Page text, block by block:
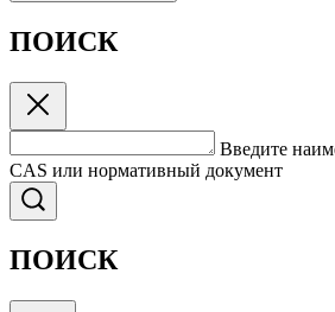
ПОИСК
Введите
CAS или нормативный документ
ПОИСК